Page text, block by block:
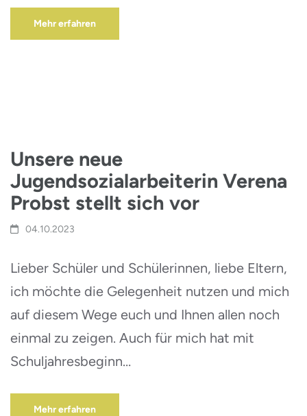
Mehr erfahren
Unsere neue
Jugendsozialarbeiterin Verena
Probst stellt sich vor
04.10.2023
Lieber Schüler und Schülerinnen, liebe Eltern,
ich möchte die Gelegenheit nutzen und mich
auf diesem Wege euch und Ihnen allen noch
einmal zu zeigen. Auch für mich hat mit
Schuljahresbeginn…
Mehr erfahren